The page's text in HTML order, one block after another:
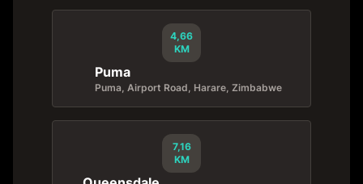
4,66
KM
Puma
Puma, Airport Road, Harare, Zimbabwe
7,16
KM